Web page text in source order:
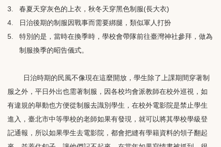
3.
春夏天穿灰色的上衣，秋冬天穿黑色制服(長大衣)
4.
日治後期的制服因戰事而需要綁腿，類似軍人打扮
5.
特別的是，當時在換季時，學校會帶隊前往臺灣神社參拜，做為
制服換季的昭告儀式。
日治時期的民風不像現在這麼開放，學生除了上課期間穿著制
服之外，平日外出也需著制服，因各校均會派教師在校外巡視，如
有違規的舉動也方便從制服去識別學生，在校外電影院是禁止學生
進入，臺北市中等學校的老師如果有發現，就可以將其學校學級登
記通報，所以如果學生去電影院，都會把縫有學籍資料的領子翻起